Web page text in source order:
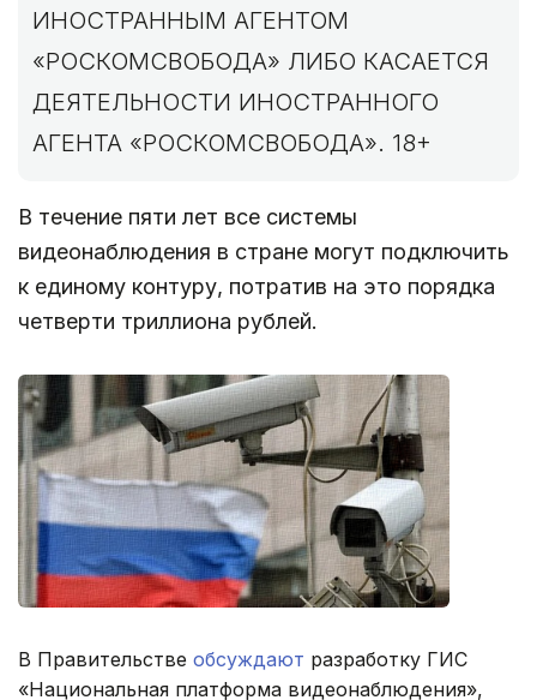
ИНОСТРАННЫМ АГЕНТОМ
«РОСКОМСВОБОДА» ЛИБО КАСАЕТСЯ
ДЕЯТЕЛЬНОСТИ ИНОСТРАННОГО
АГЕНТА «РОСКОМСВОБОДА». 18+
В течение пяти лет все системы
видеонаблюдения в стране могут подключить
к единому контуру, потратив на это порядка
четверти триллиона рублей.
В Правительстве обсуждают разработку ГИС
«Национальная платформа видеонаблюдения»,